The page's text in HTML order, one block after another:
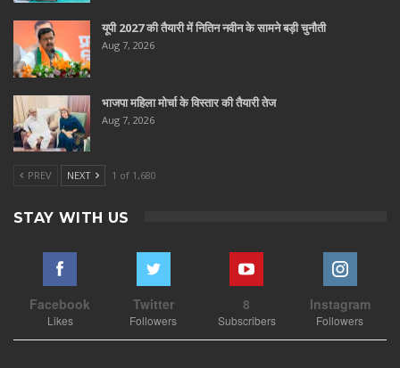
यूपी 2027 की तैयारी में नितिन नवीन के सामने बड़ी चुनौती
Aug 7, 2026
भाजपा महिला मोर्चा के विस्तार की तैयारी तेज
Aug 7, 2026
PREV NEXT 1 of 1,680
STAY WITH US
Facebook
Likes
Twitter
Followers
8
Subscribers
Instagram
Followers